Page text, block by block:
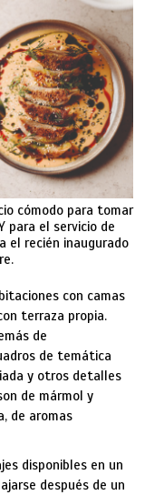
cómodo para tomar
para el servicio de
el recién inaugurado
con camas
terraza propia.
de
de temática
y otros detalles
de mármol y
de aromas
disponibles en un
después de un